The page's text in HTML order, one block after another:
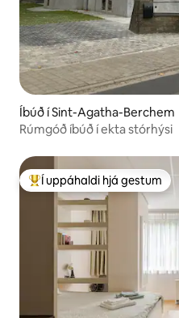
Íbúð í Sint-Agatha-Berchem
Rúmgóð íbúð í ekta stórhýsi
Í mestu uppáhaldi hjá gestum
Í uppáhaldi hjá gestum